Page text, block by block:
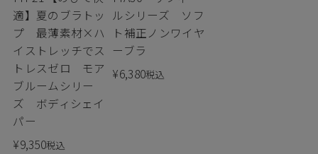
適】夏のブラトッ
プ 最薄素材×ハ
イストレッチでス
トレスゼロ モア
ブルームシリー
ズ ボディシェイ
パー
¥9,350税込
ルシリーズ ソフ
ト補正ノンワイヤ
ーブラ
¥6,380税込